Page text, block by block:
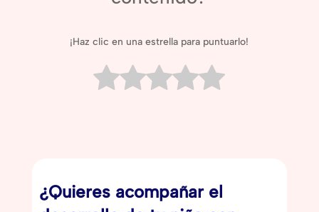
¡Haz clic en una estrella para puntuarlo!
¿Quieres acompañar el